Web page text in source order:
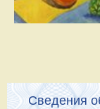
Сведения